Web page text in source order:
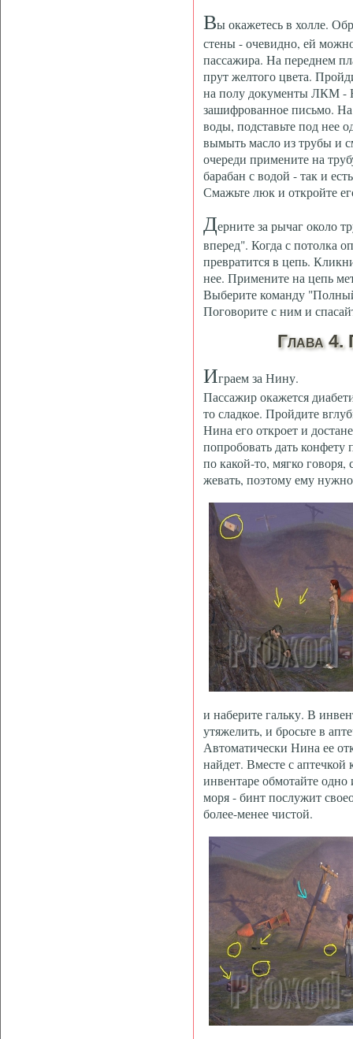
Вы окажетесь в холле.
стены - очевидно, ей
пассажира. На переднем
прут желтого цвета.
на полу документы ЛКМ -
зашифрованное письмо.
воды, подставьте под нее
вымыть масло из трубы и
очереди примените на
барабан с водой - так и
Смажьте люк и откройте
Дерните за рычаг около
вперед". Когда с потолка
превратится в цепь.
нее. Примените на цепь
Выберите команду
Поговорите с ним и
Глава 4.
Играем за Нину.
Пассажир окажется
то сладкое. Пройдите
Нина его откроет и
попробовать дать конфету
по какой-то, мягко
жевать, поэтому ему
и наберите гальку. В
утяжелить, и бросьте в
Автоматически Нина ее
найдет. Вместе с аптечкой
инвентаре обмотайте одно
моря - бинт послужит
более-менее чистой.